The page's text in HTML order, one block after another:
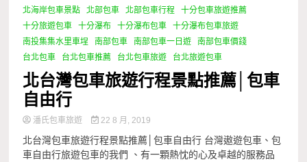
北海岸包車景點
北部包車 北部包車行程
十分包車旅遊推薦
十分旅遊包車
十分瀑布 十分瀑布包車
十分瀑布包車旅遊
南投集集水里車埕
南部包車 南部包車一日遊
南部包車價錢
台北包車
台北包車推薦 台北包車旅遊 台北旅遊包車
北台灣包車旅遊行程景點推薦│包車
自由行
潘氏包車旅遊 22 8 月, 2019
北台灣包車旅遊行程景點推薦│包車自由行 台灣遨遊包車、包
車自由行旅遊包車的我們 、有一顆熱忱的心及卓越的服務品